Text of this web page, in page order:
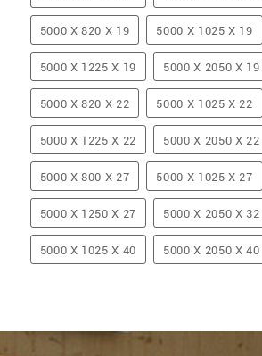
5000 X 820 X 19 5000 X 1025 X 19
5000 X 1225 X 19 5000 X 2050 X 19
5000 X 820 X 22 5000 X 1025 X 22
5000 X 1225 X 22 5000 X 2050 X 22
5000 X 800 X 27 5000 X 1025 X 27
5000 X 1250 X 27 5000 X 2050 X 32
5000 X 1025 X 40 5000 X 2050 X 40